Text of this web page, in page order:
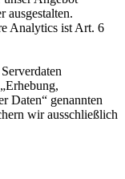
ausgestalten.
Analytics ist Art. 6
Daten“ genannten
wir ausschließlich